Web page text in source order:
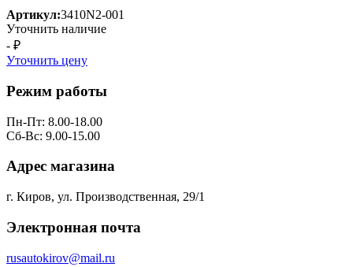
Артикул:3410N2-001
Уточнить наличие
- ₽
Уточнить цену
Режим работы
Пн-Пт: 8.00-18.00
Сб-Вс: 9.00-15.00
Адрес магазина
г. Киров, ул. Производственная, 29/1
Электронная почта
rusautokirov@mail.ru